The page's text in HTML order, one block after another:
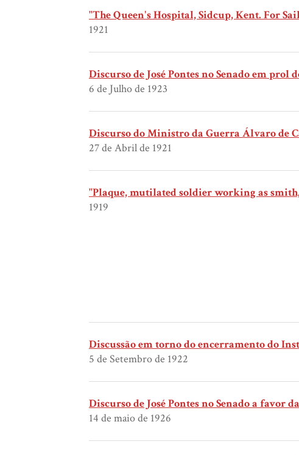
"The Queen's Hospital, Sidcup, Kent. For
1921
Discurso de José Pontes no Senado em prol
6 de Julho de 1923
Discurso do Ministro da Guerra Álvaro de
27 de Abril de 1921
"Plaque, mutilated soldier working as
1919
Discussão em torno do encerramento do
5 de Setembro de 1922
Discurso de José Pontes no Senado a favor
14 de maio de 1926